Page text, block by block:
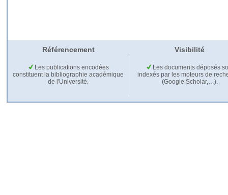
Référencement Visibilité
Les publications encodées
constituent la bibliographie académique
de l'Université.
Les documents déposés
indexés par les moteurs de
(Google Scholar,…).